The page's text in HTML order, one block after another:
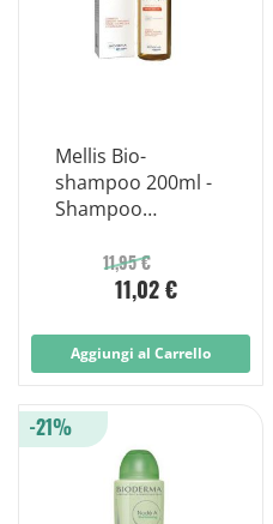
Mellis Bio-
shampoo 200ml -
Shampoo
Delicato11,95 €
11,02 €
Aggiungi al Carrello
-21%